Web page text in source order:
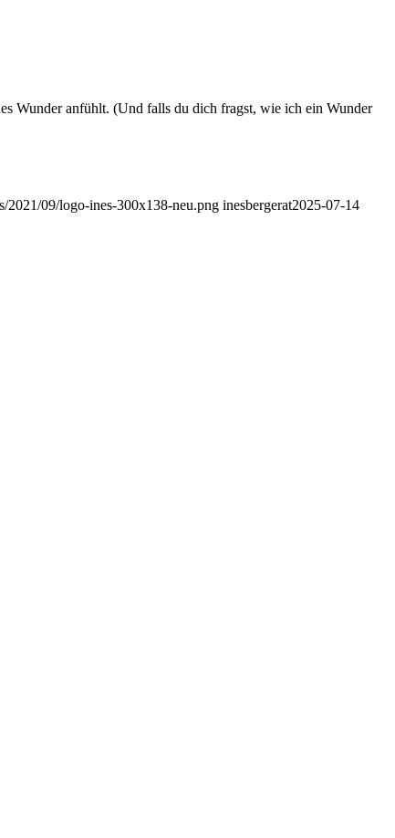
Wunder anfühlt. (Und falls du dich fragst, wie ich ein Wunder
2021/09/logo-ines-300x138-neu.png inesbergerat2025-07-14